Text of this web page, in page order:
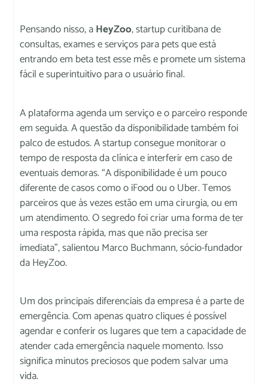
Pensando nisso, aHeyZoo, startup curitibana de
consultas, exames e serviços para pets que está
entrando em beta test esse mês e promete um sistema
fácil e superintuitivo para o usuário final.
A plataforma agenda um serviço e o parceiro responde
em seguida. A questão da disponibilidade também foi
palco de estudos. A startup consegue monitorar o
tempo de resposta da clínica e interferir em caso de
eventuais demoras. “A disponibilidade é um pouco
diferente de casos como o iFood ou o Uber. Temos
parceiros que às vezes estão em uma cirurgia, ou em
um atendimento. O segredo foi criar uma forma de ter
uma resposta rápida, mas que não precisa ser
imediata”, salientou Marco Buchmann, sócio-fundador
da HeyZoo.
Um dos principais diferenciais da empresa é a parte de
emergência. Com apenas quatro cliques é possível
agendar e conferir os lugares que tem a capacidade de
atender cada emergência naquele momento. Isso
significa minutos preciosos que podem salvar uma
vida.